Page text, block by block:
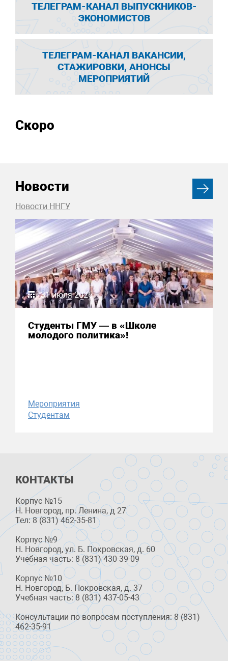
ТЕЛЕГРАМ-КАНАЛ ВЫПУСКНИКОВ-
ЭКОНОМИСТОВ
ТЕЛЕГРАМ-КАНАЛ ВАКАНСИИ,
СТАЖИРОВКИ, АНОНСЫ
МЕРОПРИЯТИЙ
Скоро
Новости
Новости ННГУ
31 июля 2026
Студенты ГМУ — в «Школе
молодого политика»!
Мероприятия
Студентам
КОНТАКТЫ
Корпус №15
Н. Новгород, пр. Ленина, д 27
Тел: 8 (831) 462-35-81
Корпус №9
Н. Новгород, ул. Б. Покровская, д. 60
Учебная часть: 8 (831) 430-39-09
Корпус №10
Н. Новгород, Б. Покровская, д. 37
Учебная часть: 8 (831) 437-05-43
Консультации по вопросам поступления: 8 (831)
462-35-91